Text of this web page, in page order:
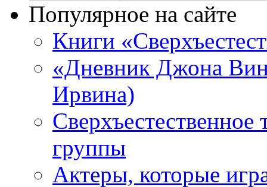
Популярное на сайте
Книги
«Дневник Джона
Ирвина)
Сверхъестественное
группы
Актеры, которые